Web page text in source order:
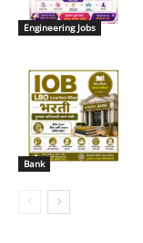
Engineering Jobs
Bank